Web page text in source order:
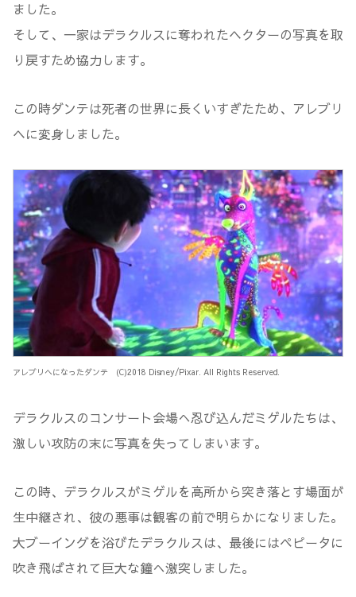
ました。
そして、一家はデラクルスに奪われたヘクターの写真を取
り戻すため協力します。
この時ダンテは死者の世界に長くいすぎたため、アレブリ
ヘに変身しました。
アレブリヘになったダンテ (C)2018 Disney/Pixar. All Rights Reserved.
デラクルスのコンサート会場へ忍び込んだミゲルたちは、
激しい攻防の末に写真を失ってしまいます。
この時、デラクルスがミゲルを高所から突き落とす場面が
生中継され、彼の悪事は観客の前で明らかになりました。
大ブーイングを浴びたデラクルスは、最後にはペピータに
吹き飛ばされて巨大な鐘へ激突しました。